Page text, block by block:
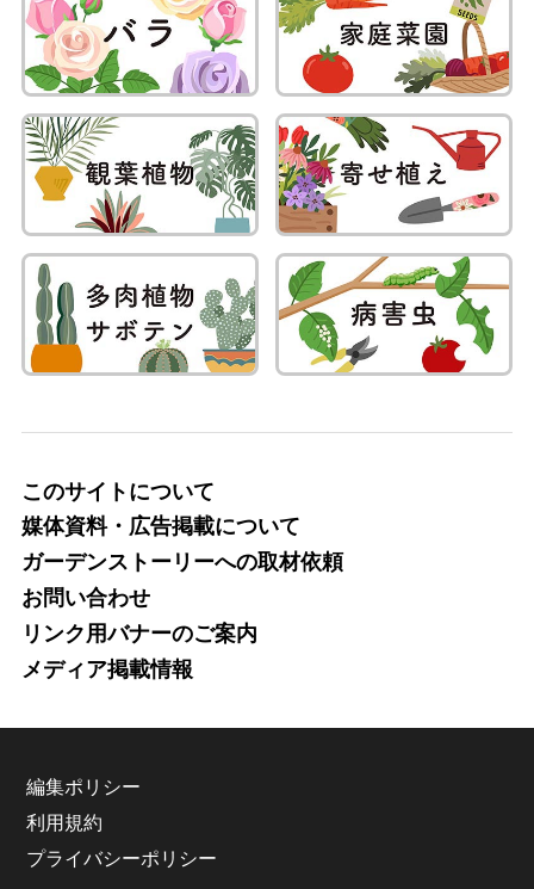
このサイトについて
媒体資料・広告掲載について
ガーデンストーリーへの取材依頼
お問い合わせ
リンク用バナーのご案内
メディア掲載情報
編集ポリシー
利用規約
プライバシーポリシー